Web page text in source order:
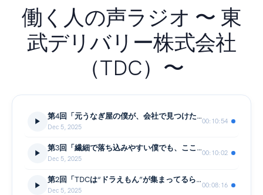
働く人の声ラジオ 〜 東
武デリバリー株式会社
（TDC）〜
第4回「元うなぎ屋の僕が、会社で見つけた意外な景色。」 （ゲスト：若手社員・工藤優人）
Dec 5, 2025
00:10:54
第3回「繊細で落ち込みやすい僕でも、ここで働けてる理由。」 （ゲスト：物流事業部 管理主任・加藤秀明）
Dec 5, 2025
00:10:02
第2回「TDCは“ドラえもん”が集まってるらしい。」 （ゲスト：物流事業部長・天下谷勝弘）
Dec 5, 2025
00:08:16